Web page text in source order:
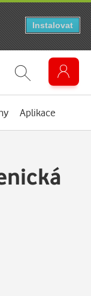
Aplikace
Instalovat